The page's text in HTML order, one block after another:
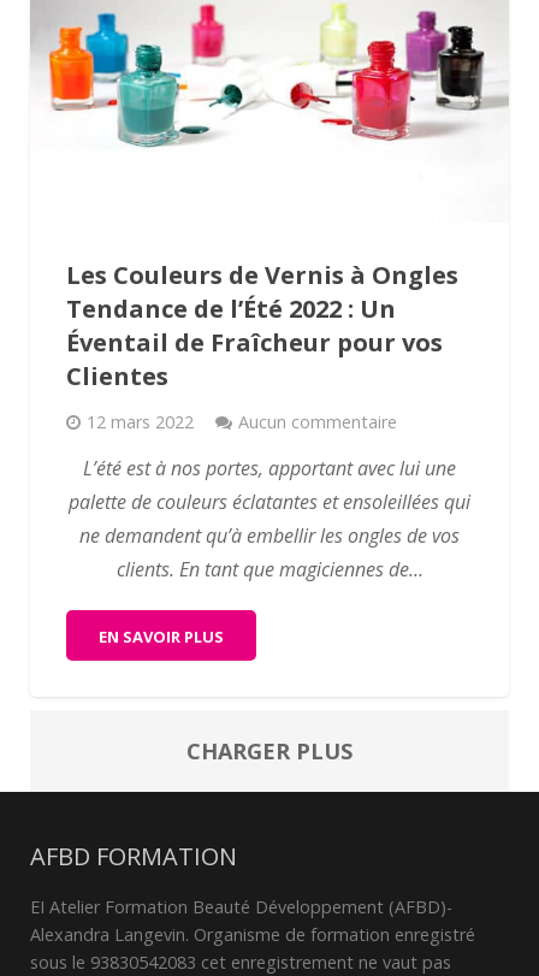
Les Couleurs de Vernis à Ongles
Tendance de l’Été 2022 : Un
Éventail de Fraîcheur pour vos
Clientes
12 mars 2022 Aucun commentaire
L’été est à nos portes, apportant avec lui une
palette de couleurs éclatantes et ensoleillées qui
ne demandent qu’à embellir les ongles de vos
clients. En tant que magiciennes de…
EN SAVOIR PLUS
CHARGER PLUS
AFBD FORMATION
EI Atelier Formation Beauté Développement (AFBD)-
Alexandra Langevin. Organisme de formation enregistré
sous le 93830542083 cet enregistrement ne vaut pas